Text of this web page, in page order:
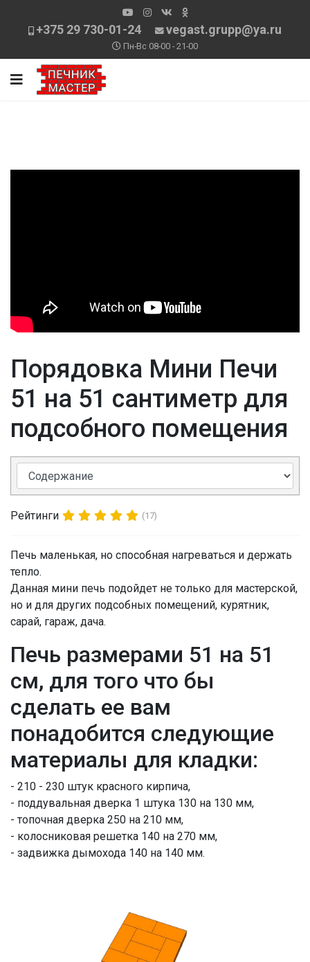
+375 29 730-01-24 vegast.grupp@ya.ru
Пн-Вс 08-00 - 21-00
Порядовка Мини Печи
51 на 51 сантиметр для
подсобного помещения
Рейтинги (17)
Печь маленькая, но способная нагреваться и держать
тепло.
Данная мини печь подойдет не только для мастерской,
но и для других подсобных помещений, курятник,
сарай, гараж, дача.
Печь размерами 51 на 51
см, для того что бы
сделать ее вам
понадобится следующие
материалы для кладки:
- 210 - 230 штук красного кирпича,
- поддувальная дверка 1 штука 130 на 130 мм,
- топочная дверка 250 на 210 мм,
- колосниковая решетка 140 на 270 мм,
- задвижка дымохода 140 на 140 мм.